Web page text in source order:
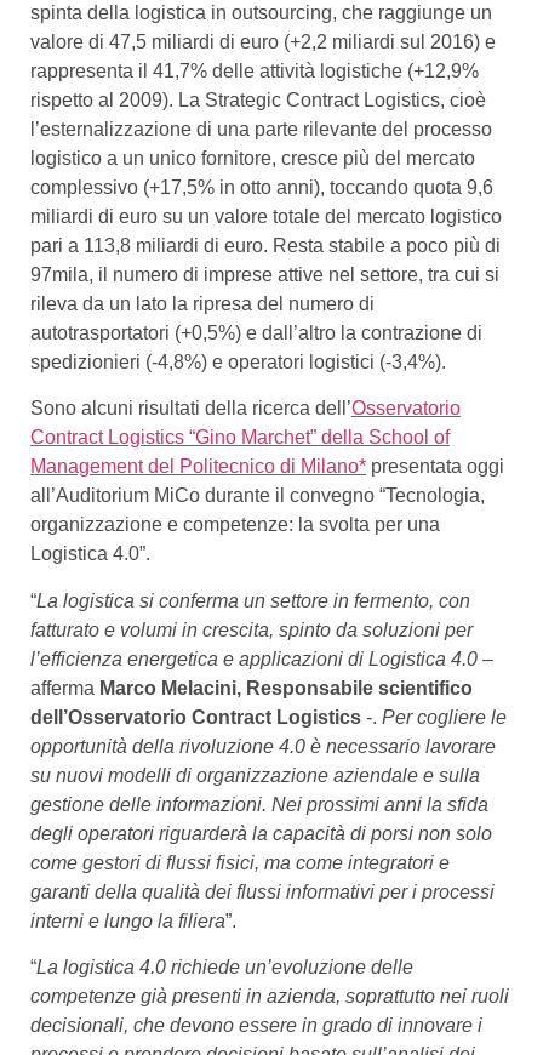
spinta della logistica in outsourcing, che raggiunge un
valore di 47,5 miliardi di euro (+2,2 miliardi sul 2016) e
rappresenta il 41,7% delle attività logistiche (+12,9%
rispetto al 2009). La Strategic Contract Logistics, cioè
l’esternalizzazione di una parte rilevante del processo
logistico a un unico fornitore, cresce più del mercato
complessivo (+17,5% in otto anni), toccando quota 9,6
miliardi di euro su un valore totale del mercato logistico
pari a 113,8 miliardi di euro. Resta stabile a poco più di
97mila, il numero di imprese attive nel settore, tra cui si
rileva da un lato la ripresa del numero di
autotrasportatori (+0,5%) e dall’altro la contrazione di
spedizionieri (-4,8%) e operatori logistici (-3,4%).
Sono alcuni risultati della ricerca dell’Osservatorio
Contract Logistics “Gino Marchet” della School of
Management del Politecnico di Milano* presentata oggi
all’Auditorium MiCo durante il convegno “Tecnologia,
organizzazione e competenze: la svolta per una
Logistica 4.0”.
“La logistica si conferma un settore in fermento, con
fatturato e volumi in crescita, spinto da soluzioni per
l’efficienza energetica e applicazioni di Logistica 4.0 –
afferma Marco Melacini, Responsabile scientifico
dell’Osservatorio Contract Logistics -. Per cogliere le
opportunità della rivoluzione 4.0 è necessario lavorare
su nuovi modelli di organizzazione aziendale e sulla
gestione delle informazioni. Nei prossimi anni la sfida
degli operatori riguarderà la capacità di porsi non solo
come gestori di flussi fisici, ma come integratori e
garanti della qualità dei flussi informativi per i processi
interni e lungo la filiera”.
“La logistica 4.0 richiede un’evoluzione delle
competenze già presenti in azienda, soprattutto nei ruoli
decisionali, che devono essere in grado di innovare i